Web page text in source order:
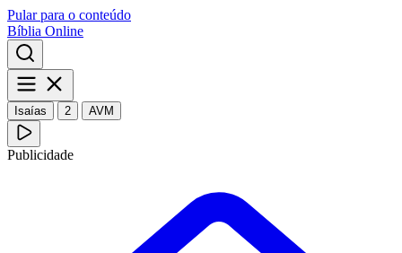
Pular para o conteúdo
Bíblia Online
Isaías 2 AVM
Publicidade